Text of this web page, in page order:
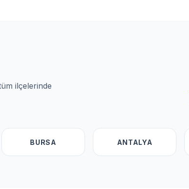
ilçelerinde
BURSA ANTALYA